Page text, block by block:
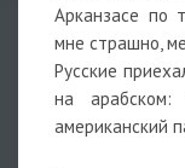
Арканзасе по
мне страшно,
Русские
на
американский